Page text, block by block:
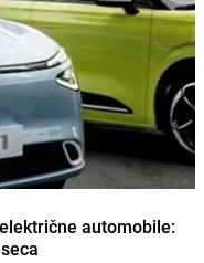
automobile: